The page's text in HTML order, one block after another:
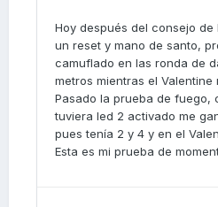
Hoy después del consejo de
un reset y mano de santo,
camuflado en las ronda de
metros mientras el Valentine
Pasado la prueba de fuego,
tuviera led 2 activado me
pues tenía 2 y 4 y en el
Esta es mi prueba de